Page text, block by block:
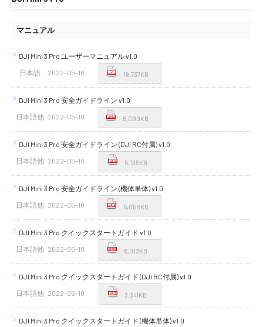
マニュアル
DJI Mini 3 Pro ユーザーマニュアル v1.0
日本語
2022-05-16 16,737KB
DJI Mini 3 Pro 安全ガイドライン v1.0
日本語他 2022-05-10 5,090KB
DJI Mini 3 Pro 安全ガイドライン (DJI RC付属) v1.0
日本語他 2022-05-10 5,135KB
DJI Mini 3 Pro 安全ガイドライン (機体単体) v1.0
日本語他 2022-05-10 5,058KB
DJI Mini 3 Pro クイックスタートガイド v1.0
日本語他 2022-05-10 6,013KB
DJI Mini 3 Pro クイックスタートガイド (DJI RC付属) v1.0
日本語他 2022-05-10 3,341KB
DJI Mini 3 Pro クイックスタートガイド (機体単体) v1.0